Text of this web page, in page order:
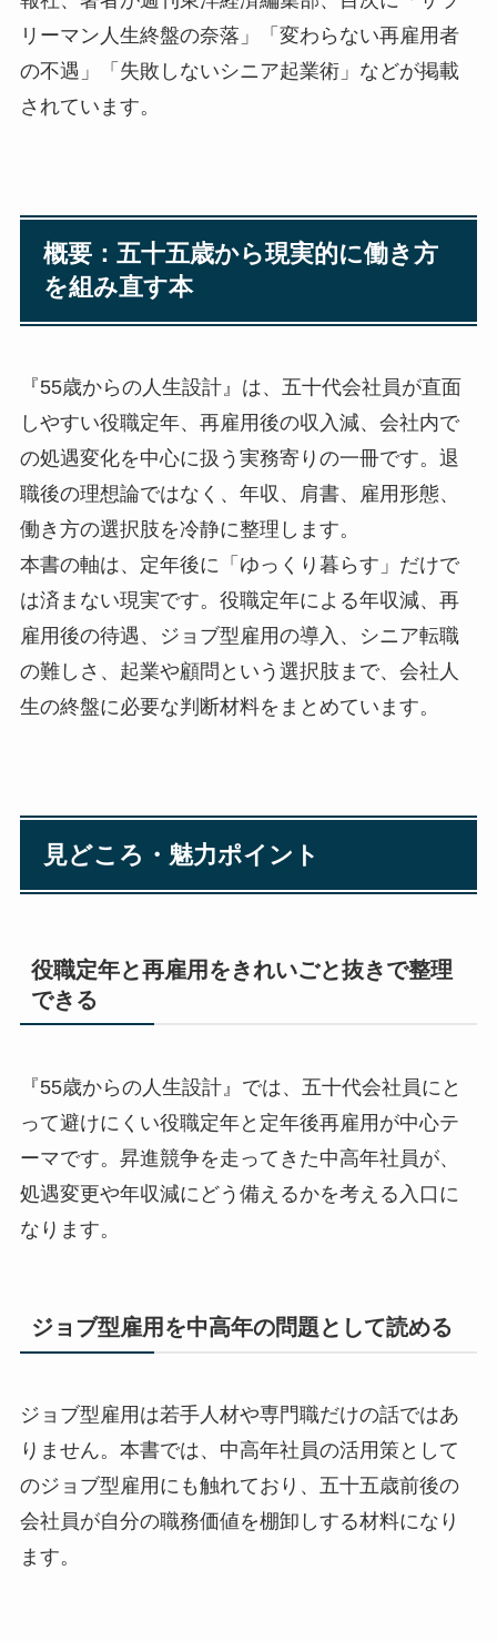
リーマン人生終盤の奈落」「変わらない再雇用者
の不遇」「失敗しないシニア起業術」などが掲載
されています。
概要：五十五歳から現実的に働き方
を組み直す本
『55歳からの人生設計』は、五十代会社員が直面
しやすい役職定年、再雇用後の収入減、会社内で
の処遇変化を中心に扱う実務寄りの一冊です。退
職後の理想論ではなく、年収、肩書、雇用形態、
働き方の選択肢を冷静に整理します。
本書の軸は、定年後に「ゆっくり暮らす」だけで
は済まない現実です。役職定年による年収減、再
雇用後の待遇、ジョブ型雇用の導入、シニア転職
の難しさ、起業や顧問という選択肢まで、会社人
生の終盤に必要な判断材料をまとめています。
見どころ・魅力ポイント
役職定年と再雇用をきれいごと抜きで整理
できる
『55歳からの人生設計』では、五十代会社員にと
って避けにくい役職定年と定年後再雇用が中心テ
ーマです。昇進競争を走ってきた中高年社員が、
処遇変更や年収減にどう備えるかを考える入口に
なります。
ジョブ型雇用を中高年の問題として読める
ジョブ型雇用は若手人材や専門職だけの話ではあ
りません。本書では、中高年社員の活用策として
のジョブ型雇用にも触れており、五十五歳前後の
会社員が自分の職務価値を棚卸しする材料になり
ます。